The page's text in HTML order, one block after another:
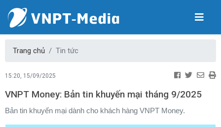
Trang chủ Tin tức
15:20, 15/09/2025
VNPT Money: Bản tin khuyến mại tháng 9/2025
Bản tin khuyến mại dành cho khách hàng VNPT Money.